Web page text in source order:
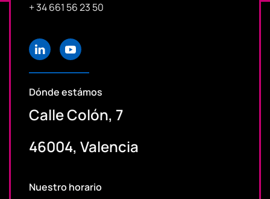
+ 34 661 56 23 50
Dónde estámos
Calle Colón, 7
46004, Valencia
Nuestro horario